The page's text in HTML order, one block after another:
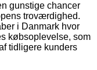
gunstige chancer
troværdighed.
i Danmark hvor
købsoplevelse, som
tidligere kunders